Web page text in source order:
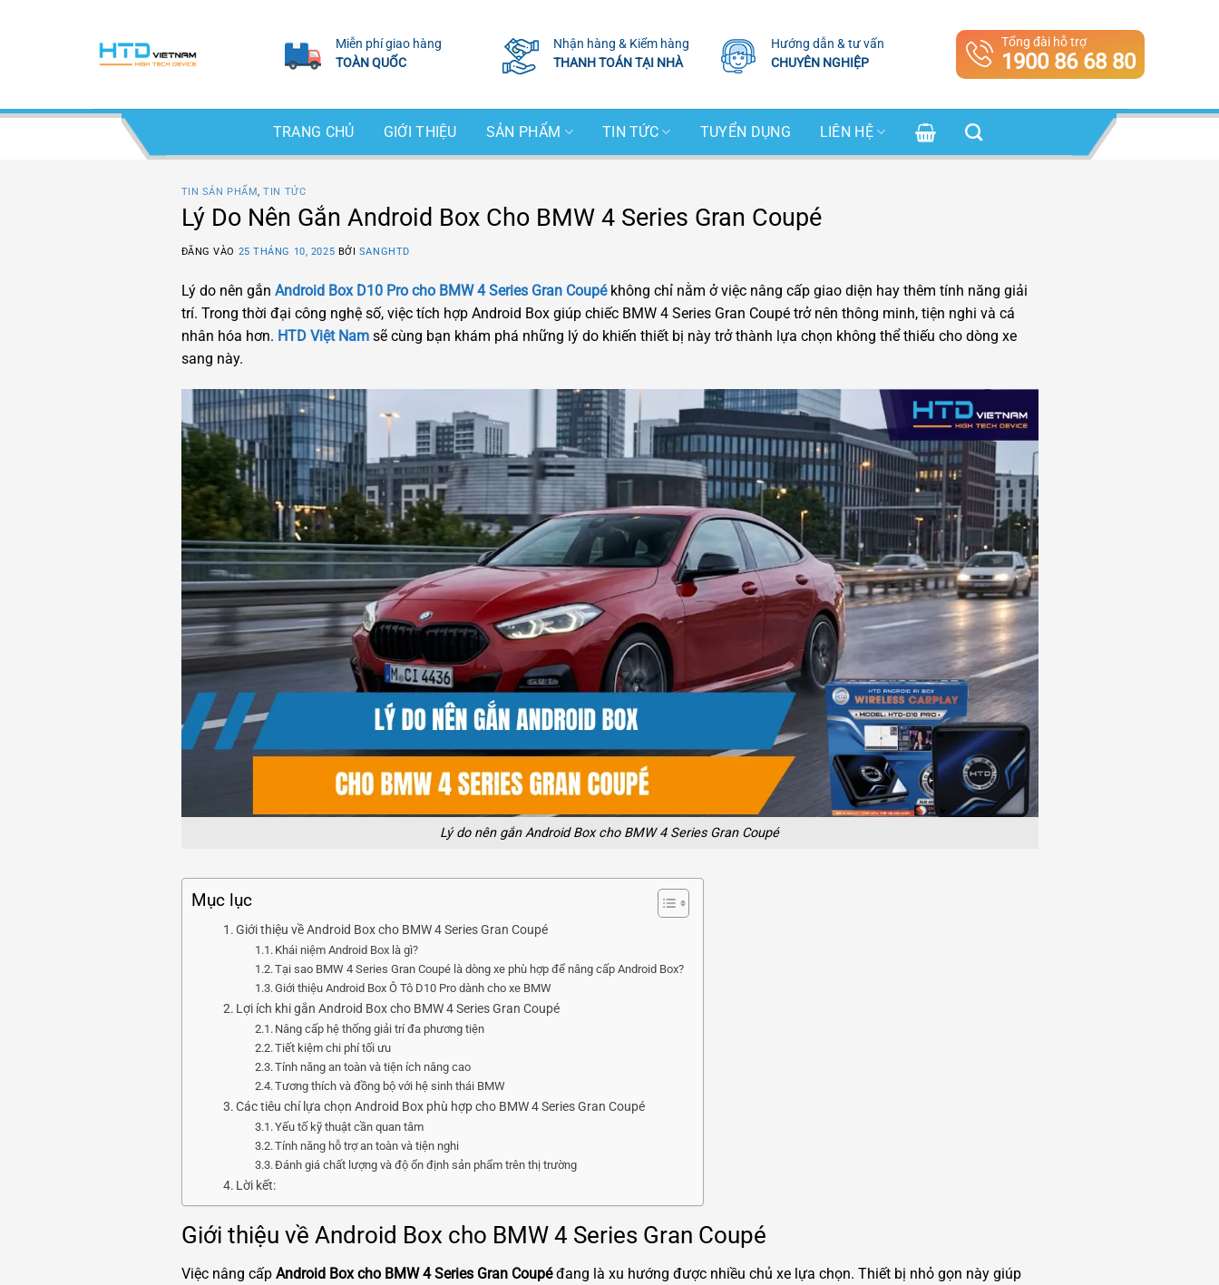
Miễn phí giao hàng
TOÀN QUỐC
Nhận hàng & Kiểm hàng
THANH TOÁN TẠI NHÀ
Hướng dẫn & tư vấn
CHUYÊN NGHIỆP
Tổng đài hỗ trợ
1900 86 68 80
TRANG CHỦ GIỚI THIỆU SẢN PHẨM TIN TỨC TUYỂN DỤNG LIÊN HỆ
TIN SẢN PHẨM,TIN TỨC
Lý Do Nên Gắn Android Box Cho BMW 4 Series Gran Coupé
ĐĂNG VÀO 25 THÁNG 10, 2025 BỞI SANGHTD
Lý do nên gắn Android Box D10 Pro cho BMW 4 Series Gran Coupékhông chỉ nằm ở việc nâng cấp giao diện hay thêm tính năng giải
trí. Trong thời đại công nghệ số, việc tích hợp Android Box giúp chiếc BMW 4 Series Gran Coupé trở nên thông minh, tiện nghi và cá
nhân hóa hơn. HTD Việt Namsẽ cùng bạn khám phá những lý do khiến thiết bị này trở thành lựa chọn không thể thiếu cho dòng xe
sang này.
Lý do nên gắn Android Box cho BMW 4 Series Gran Coupé
Mục lục
Giới thiệu về Android Box cho BMW 4 Series Gran Coupé
Khái niệm Android Box là gì?
Tại sao BMW 4 Series Gran Coupé là dòng xe phù hợp để nâng cấp Android Box?
Giới thiệu Android Box Ô Tô D10 Pro dành cho xe BMW
Lợi ích khi gắn Android Box cho BMW 4 Series Gran Coupé
Nâng cấp hệ thống giải trí đa phương tiện
Tiết kiệm chi phí tối ưu
Tính năng an toàn và tiện ích nâng cao
Tương thích và đồng bộ với hệ sinh thái BMW
Các tiêu chí lựa chọn Android Box phù hợp cho BMW 4 Series Gran Coupé
Yếu tố kỹ thuật cần quan tâm
Tính năng hỗ trợ an toàn và tiện nghi
Đánh giá chất lượng và độ ổn định sản phẩm trên thị trường
Lời kết:
Giới thiệu về Android Box cho BMW 4 Series Gran Coupé
Việc nâng cấp Android Box cho BMW 4 Series Gran Coupéđang là xu hướng được nhiều chủ xe lựa chọn. Thiết bị nhỏ gọn này giúp